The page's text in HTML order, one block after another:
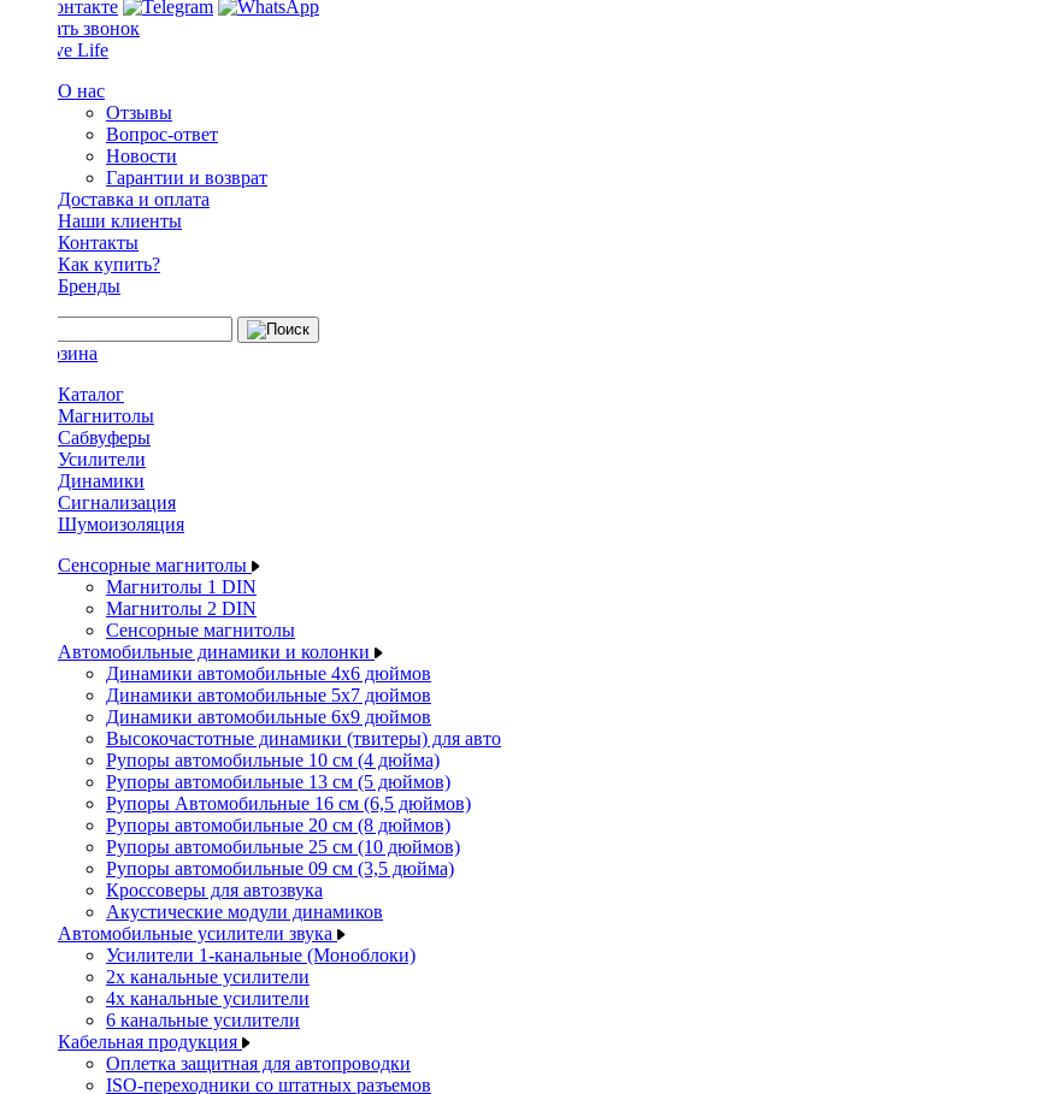
Заказать звонок
О нас
Отзывы
Вопрос-ответ
Новости
Гарантии и возврат
Доставка и оплата
Наши клиенты
Контакты
Как купить?
Бренды
Каталог
Магнитолы
Сабвуферы
Усилители
Динамики
Сигнализация
Шумоизоляция
Сенсорные магнитолы
Магнитолы 1 DIN
Магнитолы 2 DIN
Сенсорные магнитолы
Автомобильные динамики и колонки
Динамики автомобильные 4x6 дюймов
Динамики автомобильные 5x7 дюймов
Динамики автомобильные 6x9 дюймов
Высокочастотные динамики (твитеры) для авто
Рупоры автомобильные 10 см (4 дюйма)
Рупоры автомобильные 13 см (5 дюймов)
Рупоры Автомобильные 16 см (6,5 дюймов)
Рупоры автомобильные 20 см (8 дюймов)
Рупоры автомобильные 25 см (10 дюймов)
Рупоры автомобильные 09 см (3,5 дюйма)
Кроссоверы для автозвука
Акустические модули динамиков
Автомобильные усилители звука
Усилители 1-канальные (Моноблоки)
2х канальные усилители
4х канальные усилители
6 канальные усилители
Кабельная продукция
Оплетка защитная для автопроводки
ISO-переходники со штатных разъемов